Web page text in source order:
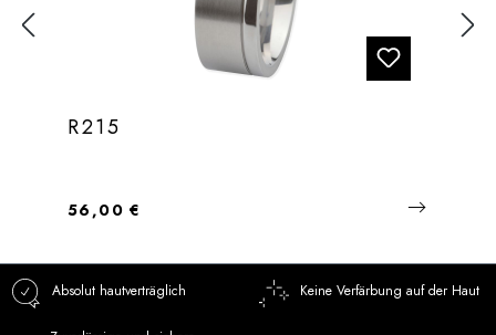
R215
Regulärer Preis:
56,00 €
Absolut hautverträglich Keine Verfärbung auf der Haut